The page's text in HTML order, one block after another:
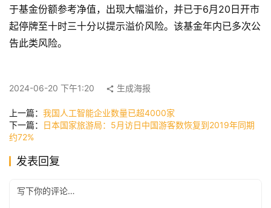
首
快
讯
公
于基金份额参考净值，出现大幅溢价，并已于6月20日开市
起停牌至十时三十分以提示溢价风险。该基金年内已多次公
告此类风险。
2024-06-20 下午1:20 生成海报
上一篇： 我国人工智能企业数量已超4000家
下一篇：
日本国家旅游局：5月访日中国游客数恢复到2019年同期
约72%
发表回复